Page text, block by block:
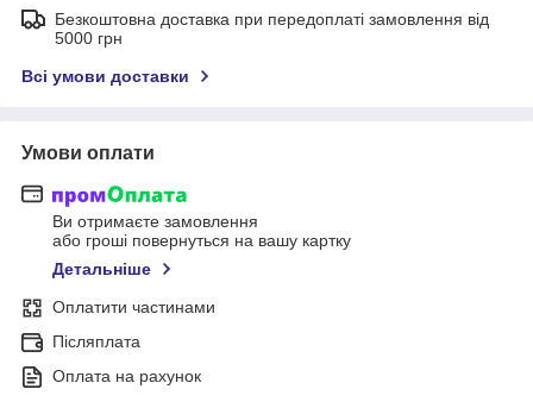
Безкоштовна доставка при передоплаті замовлення від
5000 грн
Всі умови доставки
Умови оплати
Ви отримаєте замовлення
або гроші повернуться на вашу картку
Детальніше
Оплатити частинами
Післяплата
Оплата на рахунок